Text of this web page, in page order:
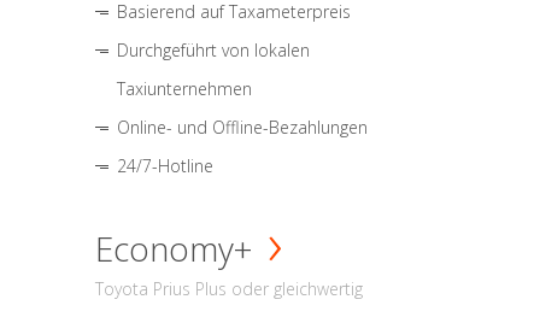
Basierend auf Taxameterpreis
Durchgeführt von lokalen
Taxiunternehmen
Online- und Offline-Bezahlungen
24/7-Hotline
Economy+
Toyota Prius Plus oder gleichwertig